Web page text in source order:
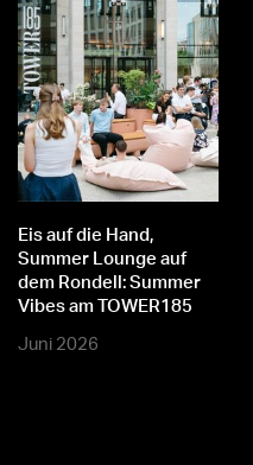
Eis auf die Hand,
Summer Lounge auf
dem Rondell: Summer
Vibes am TOWER185
Juni 2026